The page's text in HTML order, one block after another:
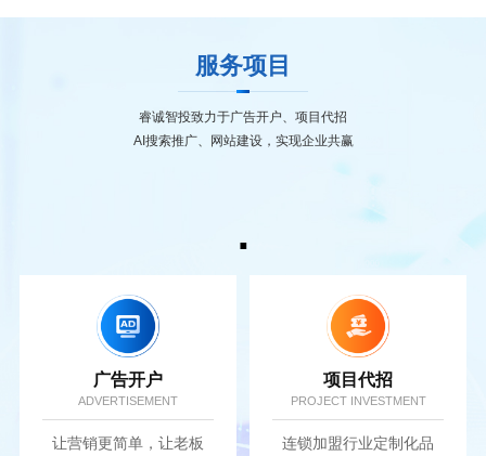
服务项目
睿诚智投致力于广告开户、项目代招
AI搜索推广、网站建设，实现企业共赢
.
广告开户
ADVERTISEMENT
让营销更简单，让老板
项目代招
PROJECT INVESTMENT
连锁加盟行业定制化品